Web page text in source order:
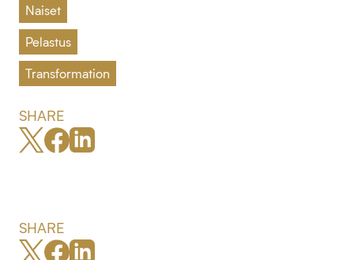
Naiset
Pelastus
Transformation
SHARE
SHARE